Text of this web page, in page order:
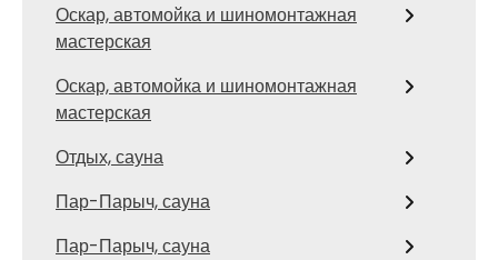
Оскар, автомойка и шиномонтажная
мастерская
Оскар, автомойка и шиномонтажная
мастерская
Отдых, сауна
Пар-Парыч, сауна
Пар-Парыч, сауна